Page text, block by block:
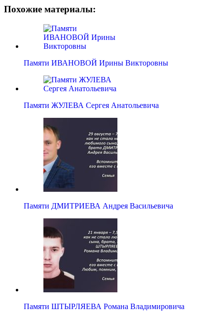
Похожие материалы:
Памяти ИВАНОВОЙ Ирины Викторовны
Памяти ЖУЛЕВА Сергея Анатольевича
Памяти ДМИТРИЕВА Андрея Васильевича
Памяти ШТЫРЛЯЕВА Романа Владимировича